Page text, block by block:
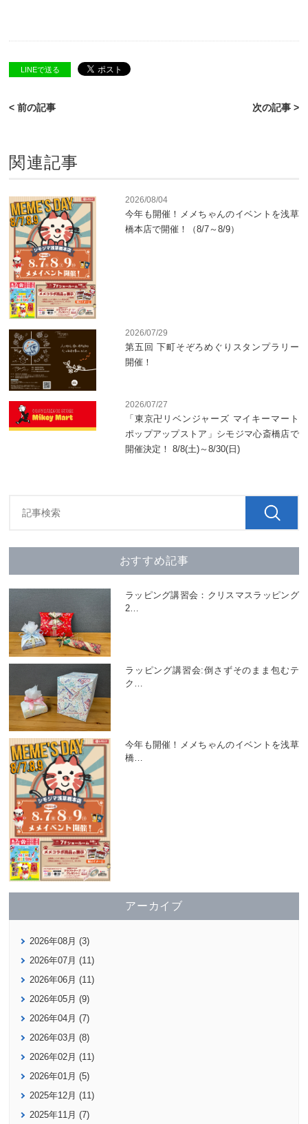
LINEで送る
< 前の記事 次の記事 >
関連記事
2026/08/04
今年も開催！メメちゃんのイベントを浅草
橋本店で開催！（8/7～8/9）
2026/07/29
第五回 下町そぞろめぐりスタンプラリー
開催！
2026/07/27
「東京卍リベンジャーズ マイキーマート
ポップアップストア」シモジマ心斎橋店で
開催決定！ 8/8(土)～8/30(日)
おすすめ記事
ラッピング講習会：クリスマスラッピング
2…
ラッピング講習会:倒さずそのまま包むテ
ク
今年も開催！メメちゃんのイベントを浅草
橋…
アーカイブ
2026年08月 (3)
2026年07月 (11)
2026年06月 (11)
2026年05月 (9)
2026年04月 (7)
2026年03月 (8)
2026年02月 (11)
2026年01月 (5)
2025年12月 (11)
2025年11月 (7)